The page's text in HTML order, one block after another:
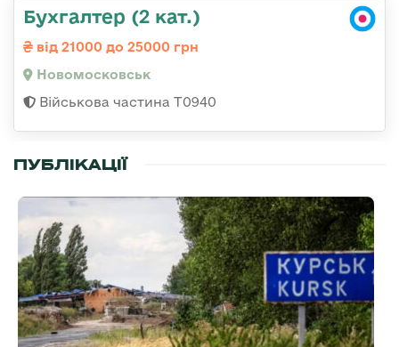
Бухгалтер (2 кат.)
від 21000 до 25000 грн
Новомосковськ
Військова частина Т0940
ПУБЛІКАЦІЇ